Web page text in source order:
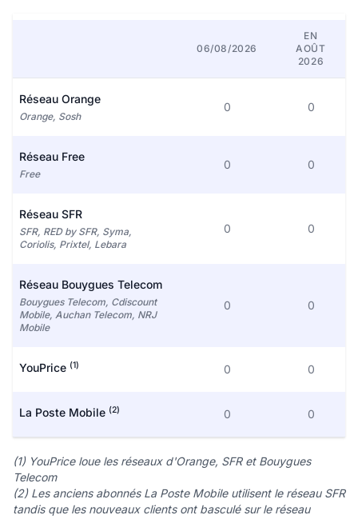
06/08/2026
EN
AOÛT
2026
Réseau Orange
Orange, Sosh
0 0
Réseau Free
Free
0 0
Réseau SFR
SFR, RED by SFR, Syma,
Coriolis, Prixtel, Lebara
0 0
Réseau Bouygues Telecom
Bouygues Telecom, Cdiscount
Mobile, Auchan Telecom, NRJ
Mobile
0 0
YouPrice (1) 0 0
La Poste Mobile (2) 0 0
(1) YouPrice loue les réseaux d'Orange, SFR et Bouygues
Telecom
(2) Les anciens abonnés La Poste Mobile utilisent le réseau SFR
tandis que les nouveaux clients ont basculé sur le réseau